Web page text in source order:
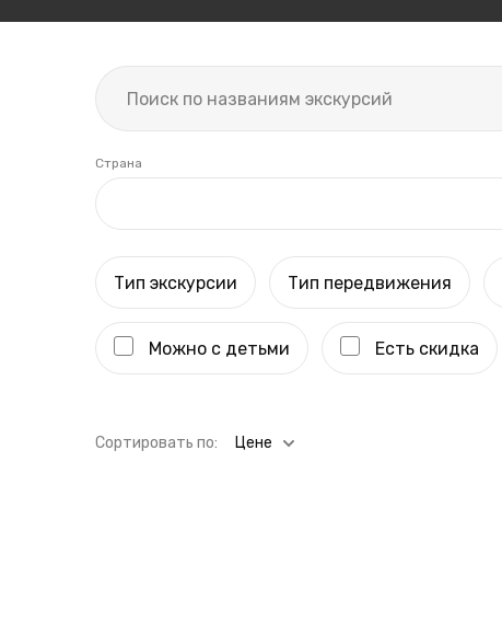
Страна
Тип экскурсии Тип передвижения
Можно с детьми Есть скидка
Cортировать по: Цене